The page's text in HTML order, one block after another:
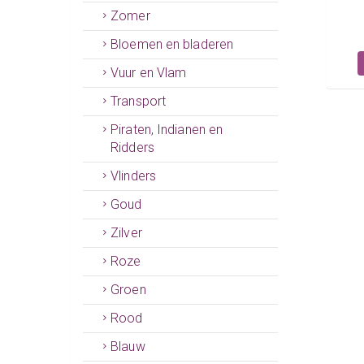
Zomer
Bloemen en bladeren
Vuur en Vlam
Transport
Piraten, Indianen en
Ridders
Vlinders
Goud
Zilver
Roze
Groen
Rood
Blauw